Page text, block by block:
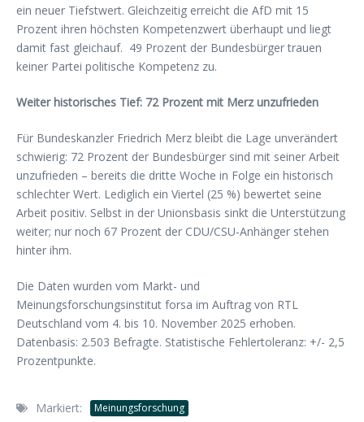
ein neuer Tiefstwert. Gleichzeitig erreicht die AfD mit 15
Prozent ihren höchsten Kompetenzwert überhaupt und liegt
damit fast gleichauf. 49 Prozent der Bundesbürger trauen
keiner Partei politische Kompetenz zu.
Weiter historisches Tief: 72 Prozent mit Merz unzufrieden
Für Bundeskanzler Friedrich Merz bleibt die Lage unverändert
schwierig: 72 Prozent der Bundesbürger sind mit seiner Arbeit
unzufrieden – bereits die dritte Woche in Folge ein historisch
schlechter Wert. Lediglich ein Viertel (25 %) bewertet seine
Arbeit positiv. Selbst in der Unionsbasis sinkt die Unterstützung
weiter; nur noch 67 Prozent der CDU/CSU-Anhänger stehen
hinter ihm.
Die Daten wurden vom Markt- und
Meinungsforschungsinstitut forsa im Auftrag von RTL
Deutschland vom 4. bis 10. November 2025 erhoben.
Datenbasis: 2.503 Befragte. Statistische Fehlertoleranz: +/- 2,5
Prozentpunkte.
Markiert: Meinungsforschung